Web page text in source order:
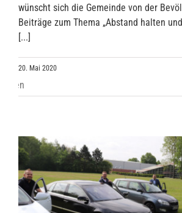
wünscht sich die Gemeinde von der
Beiträge zum Thema „Abstand halten
[...]
20. Mai 2020